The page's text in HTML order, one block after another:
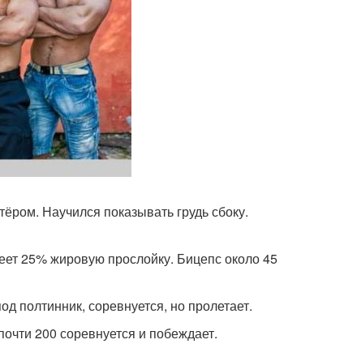
Научился показывать грудь сбоку.
25% жировую прослойку. Бицепс около 45
полтинник, соревнуется, но пролетает.
200 соревнуется и побеждает.